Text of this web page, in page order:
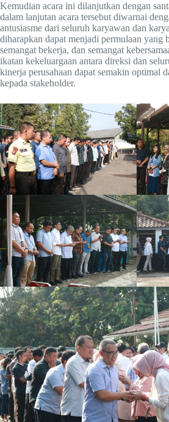
Kemudian acara ini dilanjutkan dengan
dalam lanjutan acara tersebut diwarnai
antusiasme dari seluruh karyawan dan
diharapkan dapat menjadi permulaan yang
semangat bekerja, dan semangat
ikatan kekeluargaan antara direksi dan
kinerja perusahaan dapat semakin optimal
kepada stakeholder.